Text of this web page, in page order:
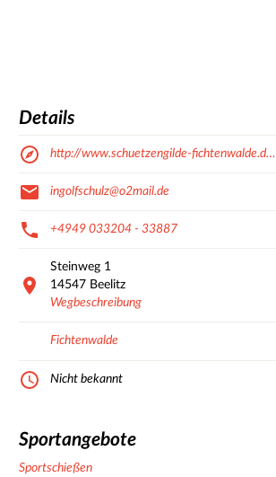
Details
http://www.schuetzengilde-fichtenwalde.d…
ingolfschulz@o2mail.de
+4949 033204 - 33887
Steinweg 1
14547 Beelitz
Wegbeschreibung
Fichtenwalde
Nicht bekannt
Sportangebote
Sportschießen